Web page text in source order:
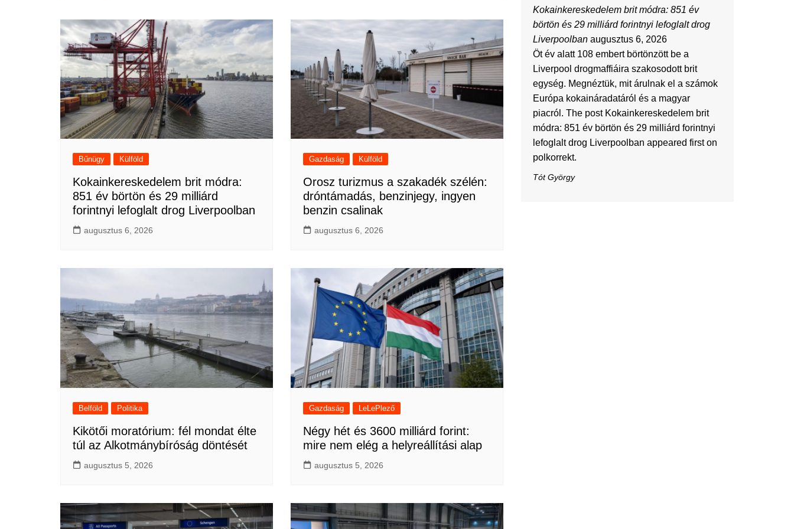
Bűnügy Külföld
Kokainkereskedelem brit módra:
851 év börtön és 29 milliárd
forintnyi lefoglalt drog Liverpoolban
augusztus 6, 2026
Gazdaság Külföld
Orosz turizmus a szakadék szélén:
dróntámadás, benzinjegy, ingyen
benzin csalinak
augusztus 6, 2026
Belföld Politika
Kikötői moratórium: fél mondat élte
túl az Alkotmánybíróság döntését
augusztus 5, 2026
Gazdaság LeLePlező
Négy hét és 3600 milliárd forint:
mire nem elég a helyreállítási alap
augusztus 5, 2026
Kokainkereskedelem brit módra: 851 év
börtön és 29 milliárd forintnyi lefoglalt drog
Liverpoolban augusztus 6, 2026
Öt év alatt 108 embert börtönzött be a
Liverpool drogmaffiáira szakosodott brit
egység. Megnéztük, mit árulnak el a számok
Európa kokaináradatáról és a magyar
piacról. The post Kokainkereskedelem brit
módra: 851 év börtön és 29 milliárd forintnyi
lefoglalt drog Liverpoolban appeared first on
polkorrekt.
Tót György